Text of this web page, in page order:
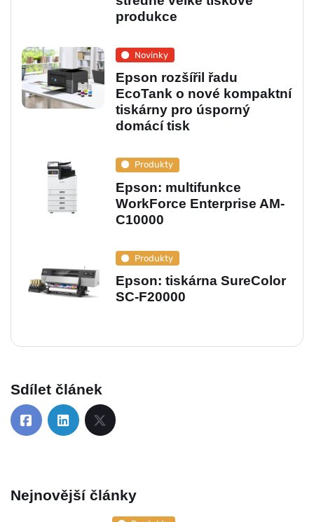
produkce
Novinky
Epson rozšířil řadu
EcoTank o nové kompaktní
tiskárny pro úsporný
domácí tisk
Produkty
Epson: multifunkce
WorkForce Enterprise AM-
C10000
Produkty
Epson: tiskárna SureColor
SC-F20000
Sdílet článek
Nejnovější články